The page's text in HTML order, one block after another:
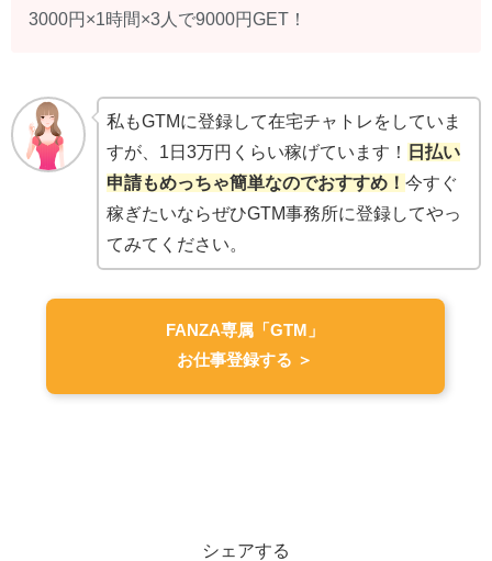
3000円×1時間×3人で9000円GET！
私もGTMに登録して在宅チャトレをしていま
すが、1日3万円くらい稼げています！
日払い
申請もめっちゃ簡単なのでおすすめ！今すぐ
稼ぎたいならぜひGTM事務所に登録してやっ
てみてください。
FANZA専属「GTM」
お仕事登録する ＞
シェアする